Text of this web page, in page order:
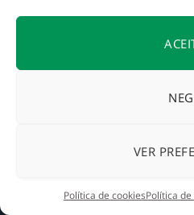
VER
Política de cookiesPolítica
Cultuga, mantendo o acesso